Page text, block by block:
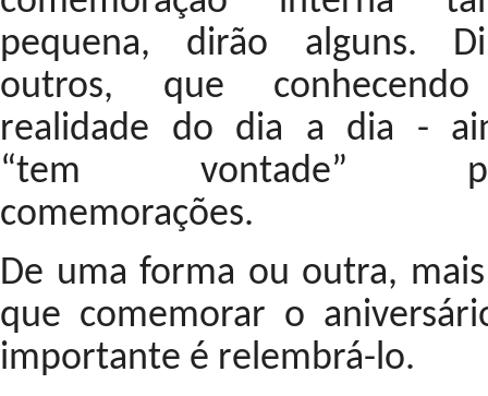
pequena, dirão alguns.
outros, que
realidade do dia a dia -
“tem vontade”
comemorações.
De uma forma ou outra,
que comemorar o
importante é relembrá-lo.